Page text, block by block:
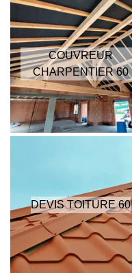
COUVREUR
CHARPENTIER 60
DEVIS TOITURE 60